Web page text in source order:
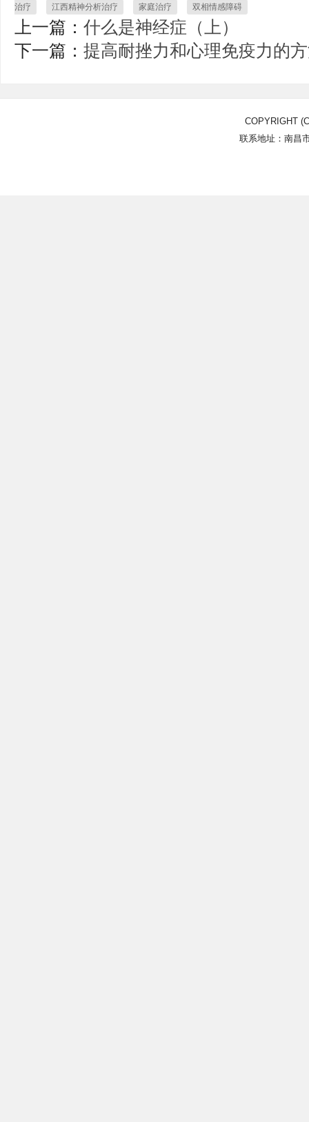
治疗
江西精神分析治疗 家庭治疗 双相情感障碍
上一篇： 什么是神经症（上）
下一篇： 提高耐挫力和心理免疫力的
COPYRIGHT
联系地址：南昌